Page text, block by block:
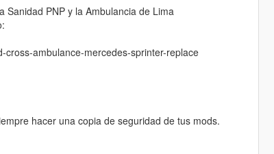
Sanidad PNP y la Ambulancia de Lima
ambulance-mercedes-sprinter-replace
hacer una copia de seguridad de tus mods.